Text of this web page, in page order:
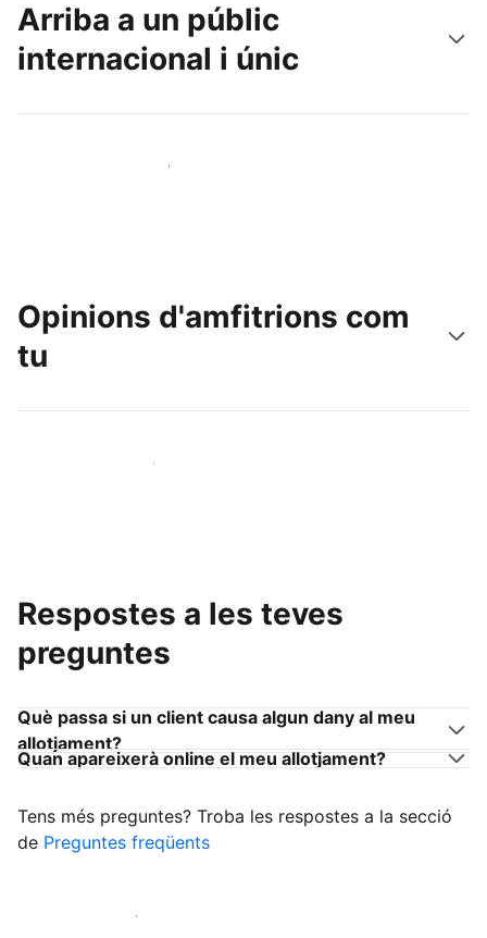
Arriba a un públic
internacional i únic
Arriba a nous clients avui mateix
Opinions d'amfitrions com
tu
Uneix-te a amfitrions com tu
Respostes a les teves
preguntes
Què passa si un client causa algun dany al meu
allotjament?
Quan apareixerà online el meu allotjament?
Tens més preguntes? Troba les respostes a la secció
de Preguntes freqüents
Comença a rebre clients